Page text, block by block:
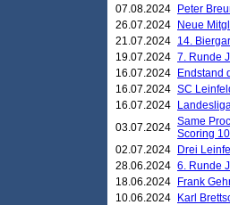
07.08.2024
Peter
26.07.2024
Neue
21.07.2024 14.
19.07.2024 7. Runde
16.07.2024
Endstand
16.07.2024 SC
16.07.2024
03.07.2024 Same
Scoring
02.07.2024
Drei
28.06.2024 6. Runde
18.06.2024
Frank
10.06.2024
Karl